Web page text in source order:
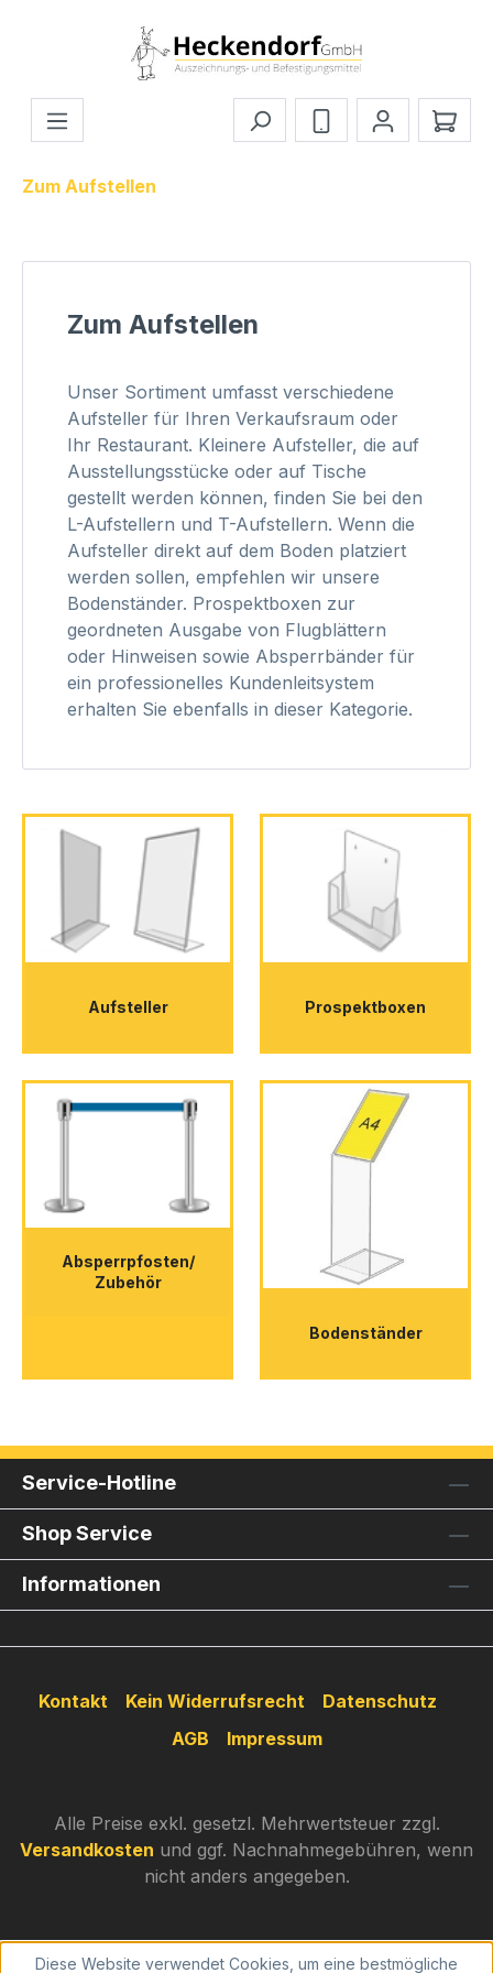
Zum Hauptinhalt springen
Zum Aufstellen
Zum Aufstellen
Unser Sortiment umfasst verschiedene
Aufsteller für Ihren Verkaufsraum oder
Ihr Restaurant. Kleinere Aufsteller, die auf
Ausstellungsstücke oder auf Tische
gestellt werden können, finden Sie bei den
L-Aufstellern und T-Aufstellern. Wenn die
Aufsteller direkt auf dem Boden platziert
werden sollen, empfehlen wir unsere
Bodenständer. Prospektboxen zur
geordneten Ausgabe von Flugblättern
oder Hinweisen sowie Absperrbänder für
ein professionelles Kundenleitsystem
erhalten Sie ebenfalls in dieser Kategorie.
Aufsteller Prospektboxen
Absperrpfosten/
Zubehör
Bodenständer
Service-Hotline
Shop Service
Informationen
Kontakt Kein Widerrufsrecht
Datenschutz
AGB
Impressum
Alle Preise exkl. gesetzl. Mehrwertsteuer zzgl.
Versandkosten und ggf. Nachnahmegebühren, wenn
nicht anders angegeben.
Diese Website verwendet Cookies, um eine bestmögliche